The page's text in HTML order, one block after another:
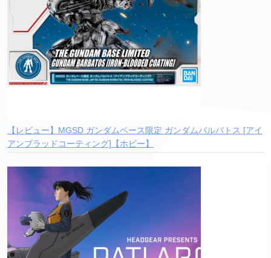
【レビュー】MGSD ガンダムベース限定 ガンダムバルバトス [アイ
アンブラッドコーティング]【ホビー】